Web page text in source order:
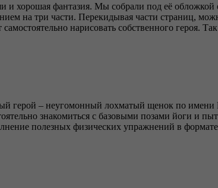
и хорошая фантазия. Мы собрали под её
на три части. Перекидывая части страниц,
нарисовать собственного героя.
герой – неугомонный лохматый щенок по
знакомиться с базовыми позами йоги и
полезных физических упражнений в